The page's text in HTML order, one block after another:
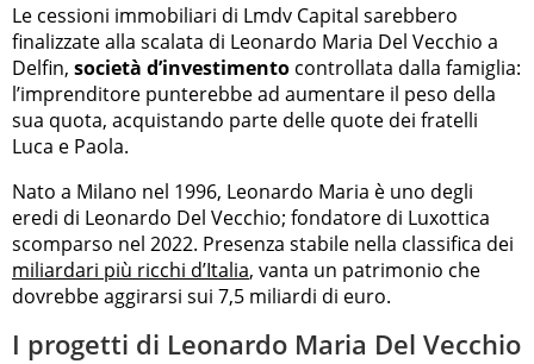
Le cessioni immobiliari di Lmdv Capital sarebbero
finalizzate alla scalata di Leonardo Maria Del Vecchio a
Delfin, società d’investimento controllata dalla famiglia:
l’imprenditore punterebbe ad aumentare il peso della
sua quota, acquistando parte delle quote dei fratelli
Luca e Paola.
Nato a Milano nel 1996, Leonardo Maria è uno degli
eredi di Leonardo Del Vecchio; fondatore di Luxottica
scomparso nel 2022. Presenza stabile nella classifica dei
miliardari più ricchi d’Italia, vanta un patrimonio che
dovrebbe aggirarsi sui 7,5 miliardi di euro.
I progetti di Leonardo Maria Del Vecchio